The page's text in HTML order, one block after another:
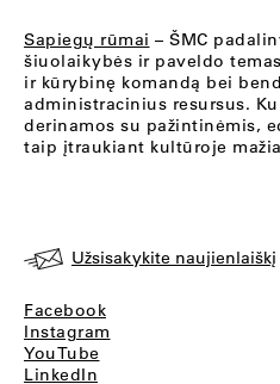
Sapiegų rūmai – ŠMC
šiuolaikybės ir paveldo
ir kūrybinę komandą bei
administracinius resursus.
derinamos su pažintinėmis,
taip įtraukiant kultūroje
Užsisakykite naujienlaiškį
Facebook
Instagram
YouTube
LinkedIn